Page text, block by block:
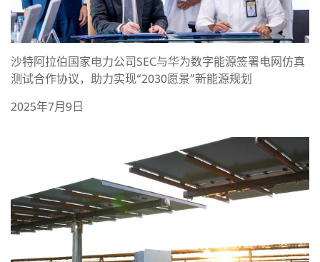
沙特阿拉伯国家电力公司SEC与华为数字能源签署电网仿真
测试合作协议，助力实现“2030愿景”新能源规划
2025年7月9日